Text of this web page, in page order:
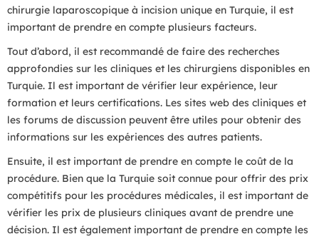
chirurgie laparoscopique à incision unique en Turquie, il est
important de prendre en compte plusieurs facteurs.
Tout d’abord, il est recommandé de faire des recherches
approfondies sur les cliniques et les chirurgiens disponibles en
Turquie. Il est important de vérifier leur expérience, leur
formation et leurs certifications. Les sites web des cliniques et
les forums de discussion peuvent être utiles pour obtenir des
informations sur les expériences des autres patients.
Ensuite, il est important de prendre en compte le coût de la
procédure. Bien que la Turquie soit connue pour offrir des prix
compétitifs pour les procédures médicales, il est important de
vérifier les prix de plusieurs cliniques avant de prendre une
décision. Il est également important de prendre en compte les